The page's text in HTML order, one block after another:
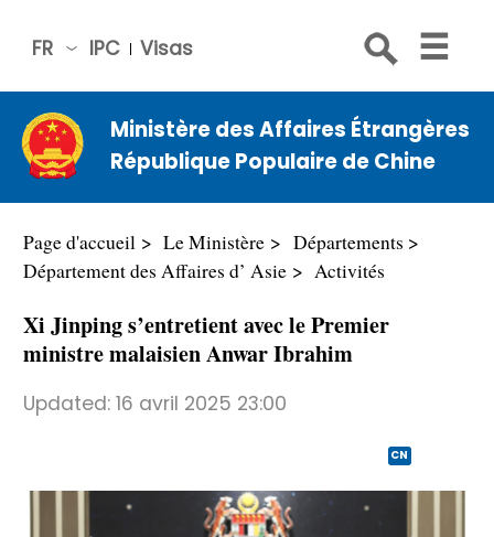
IPC Visas
FR
中文
Engli
sh
Русс
Espa
عربي
Ministère des Affaires Étrangères
République Populaire de Chine
Page d'accueil Le Ministère
Départements
Département des Affaires d’ Asie
Activités
Xi Jinping s’entretient avec le Premier
ministre malaisien Anwar Ibrahim
Updated: 16 avril 2025 23:00
CN